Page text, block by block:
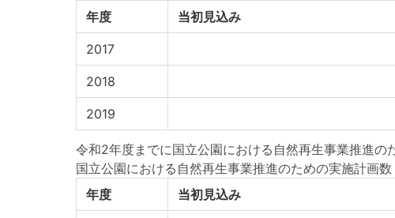
年度
当初見込み
2017
2018
2019
令和2年度までに国立公園における自然再生事業推進の
国立公園における自然再生事業推進のための実施計画数
年度
当初見込み